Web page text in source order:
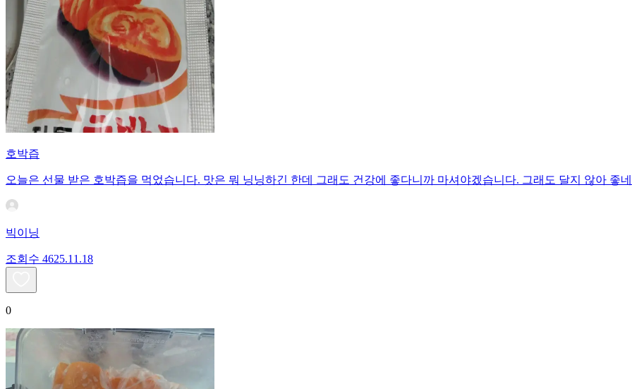
호박즙
오늘은 선물 받은 호박즙을 먹었습니다. 맛은 뭐 닝닝하긴 한데 그래도 건강에 좋다니까 마셔야겠습니다. 그래도 달지 않아 좋
빅이닝
조회수 4625.11.18
0